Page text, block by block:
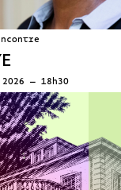
– 18h30